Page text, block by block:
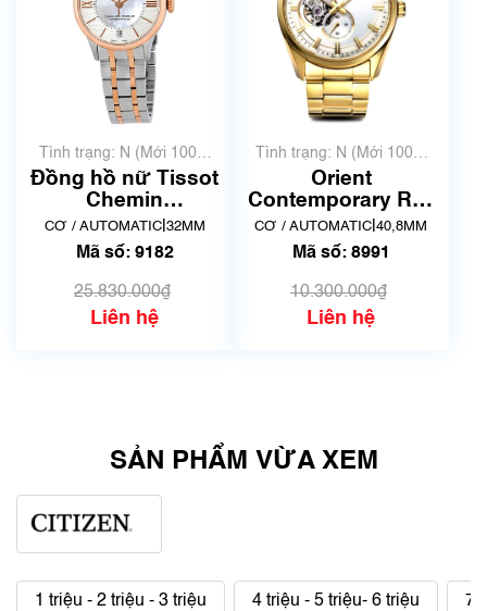
Tình trạng: N (Mới 100%
chưa qua sử dụng)
Đồng hồ nữ Tissot
Chemin
DeTourelles
Powermatic 80
| Mã số 9182
CƠ / AUTOMATIC| 32MM
Mã số: 9182
25.830.000₫
Liên hệ
Tình trạng: N (Mới 100%
chưa qua sử dụng)
Orient
Contemporary RN-
AR0007S | F6S2-
UAA0 | Mã số 8991
CƠ / AUTOMATIC 40,8MM
Mã số: 8991
10.300.000₫
Liên hệ
SẢN PHẨM VỪA XEM
1 triệu - 2 triệu - 3 triệu 4 triệu - 5 triệu- 6 triệu 7